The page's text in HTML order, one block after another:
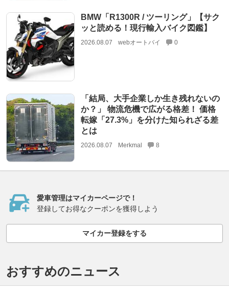
BMW「R1300R / ツーリング」【サク
ッと読める！現行輸入バイク図鑑】
2026.08.07 webオートバイ 0
「結局、大手企業しか生き残れないの
か？」 物流危機で広がる格差！ 価格
転嫁「27.3%」を分けた知られざる差
とは
2026.08.07 Merkmal 8
愛車管理はマイカーページで！
登録してお得なクーポンを獲得しよう
マイカー登録をする
おすすめのニュース